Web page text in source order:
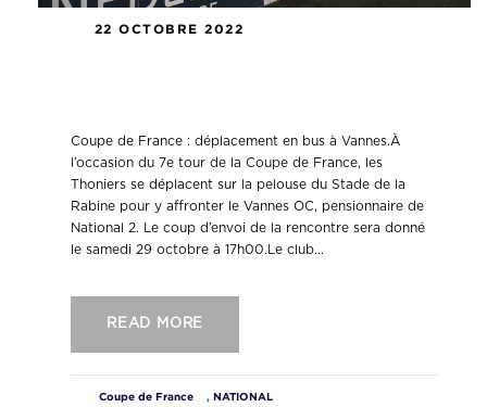
22 OCTOBRE 2022
Coupe de France : déplacement en bus à Vannes.À
l’occasion du 7e tour de la Coupe de France, les
Thoniers se déplacent sur la pelouse du Stade de la
Rabine pour y affronter le Vannes OC, pensionnaire de
National 2. Le coup d’envoi de la rencontre sera donné
le samedi 29 octobre à 17h00.Le club...
READ MORE
Coupe de France , NATIONAL